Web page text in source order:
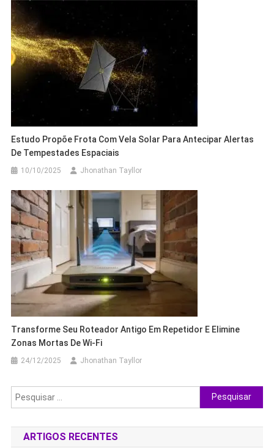
Estudo Propõe Frota Com Vela Solar Para Antecipar Alertas
De Tempestades Espaciais
10/10/2025 Jhonathan Tayllor
Transforme Seu Roteador Antigo Em Repetidor E Elimine
Zonas Mortas De Wi-Fi
24/12/2025 Jhonathan Tayllor
Pesquisar
por:
ARTIGOS RECENTES